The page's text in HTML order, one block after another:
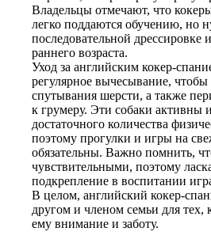
Владельцы отмечают, что
легко поддаются обучению, но
последовательной дрессировке
раннего возраста.
Уход за английским кокер-
регулярное вычесывание, чтобы
спутывания шерсти, а также
к грумеру. Эти собаки активны
достаточного количества
поэтому прогулки и игры на
обязательны. Важно помнить,
чувствительными, поэтому
подкрепление в воспитании
В целом, английский кокер-
другом и членом семьи для тех,
ему внимание и заботу.